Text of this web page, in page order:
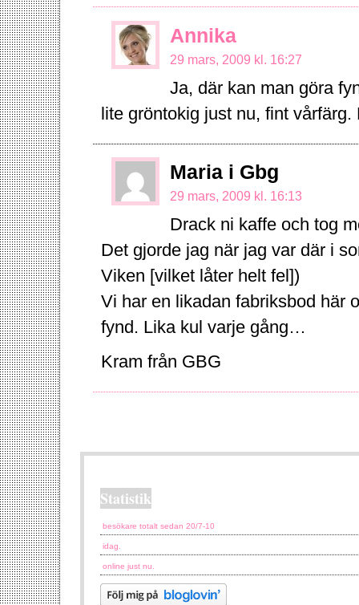
Annika
29 mars, 2009 kl. 16:27
Ja, där kan man göra
lite gröntokig just nu, fint vårfärg.
Maria i Gbg
29 mars, 2009 kl. 16:13
Drack ni kaffe och tog
Det gjorde jag när jag var där i
Viken [vilket låter helt fel])
Vi har en likadan fabriksbod här
fynd. Lika kul varje gång…
Kram från GBG
Statistik
besökare totalt sedan 20/7-10
idag.
online just nu.